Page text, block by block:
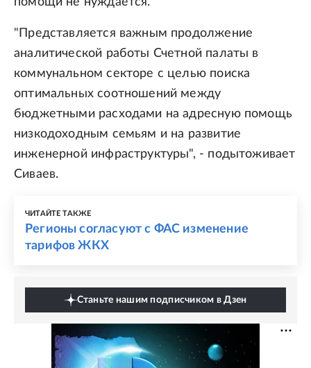
"Представляется важным продолжение
аналитической работы Счетной палаты в
коммунальном секторе с целью поиска
оптимальных соотношений между
бюджетными расходами на адресную помощь
низкодоходным семьям и на развитие
инженерной инфраструктуры", - подытоживает
Сиваев.
ЧИТАЙТЕ ТАКЖЕ
Регионы согласуют с ФАС изменение
тарифов ЖКХ
Станьте нашим подписчиком в Дзен